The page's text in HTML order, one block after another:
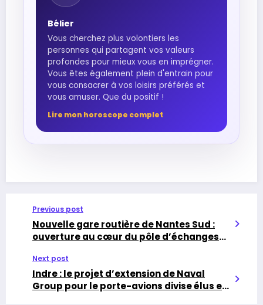
Bélier
Vous cherchez plus volontiers les
personnes qui partagent vos valeurs
profondes pour mieux vous en imprégner.
Vous êtes également plein d'entrain pour
vous consacrer à vos loisirs préférés et
vous amuser. Que du positif !
Lire mon horoscope complet
Previous post
Nouvelle gare routière de Nantes Sud :
ouverture au cœur du pôle d’échanges
Next post
Indre : le projet d’extension de Naval
Group pour le porte-avions divise élus et